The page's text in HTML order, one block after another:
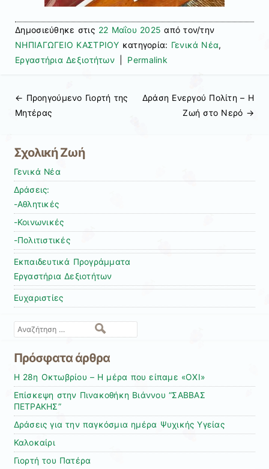
Δημοσιεύθηκε στις 22 Μαΐου 2025 από τον/την
ΝΗΠΙΑΓΩΓΕΙΟ ΚΑΣΤΡΙΟΥ κατηγορία: Γενικά Νέα,
Εργαστήρια Δεξιοτήτων
Permalink
Πλοήγηση άρθρων
← Προηγούμενo Γιορτή της
Μητέρας
Δράση Ενεργού Πολίτη – Η
Ζωή στο Νερό →
Σχολική Ζωή
Γενικά Νέα
Δράσεις:
-Αθλητικές
-Κοινωνικές
-Πολιτιστικές
Εκπαιδευτικά Προγράμματα
Εργαστήρια Δεξιοτήτων
Ευχαριστίες
Αναζήτηση
Πρόσφατα άρθρα
Η 28η Οκτωβρίου – Η μέρα που είπαμε «ΟΧΙ»
Επίσκεψη στην Πινακοθήκη Βιάννου “ΣΑΒΒΑΣ
ΠΕΤΡΑΚΗΣ”
Δράσεις για την παγκόσμια ημέρα Ψυχικής Υγείας
Καλοκαίρι
Γιορτή του Πατέρα